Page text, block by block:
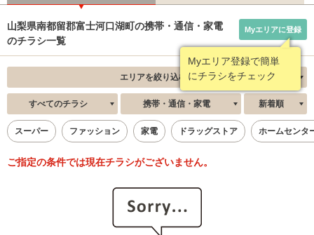
山梨県南都留郡富士河口湖町の携帯・通信・家電
のチラシ一覧
Myエリア登録で簡単
にチラシをチェック
Myエリアに登録
エリアを絞り込む
すべてのチラシ 携帯・通信・家電 新着順
スーパー ファッション 家電 ドラッグストア ホームセンタ
ご指定の条件では現在チラシがございません。